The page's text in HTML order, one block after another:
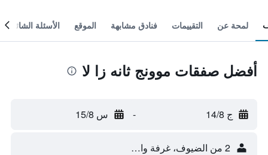
لمحة عن التقييمات فنادق مشابهة الموقع الأسئلة الشائعة
أفضل صفقات موونج ثانه زا لا
ج 14/8 - س 15/8
2 من الضيوف، غرفة واحدة